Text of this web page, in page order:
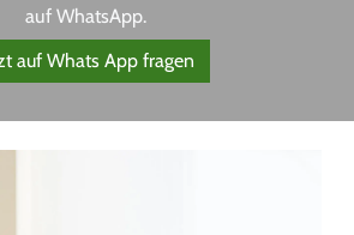
auf WhatsApp.
auf Whats App fragen